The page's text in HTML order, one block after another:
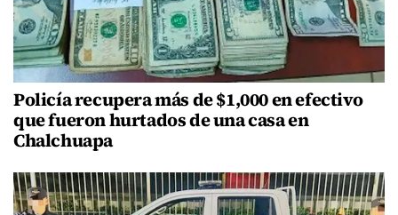
Policía recupera más de $1,000 en efectivo
que fueron hurtados de una casa en
Chalchuapa